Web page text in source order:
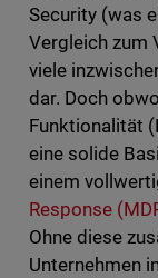
Security (was
Vergleich zum
viele
dar. Doch
Funktionalität
eine solide
einem
Response
Ohne diese
Unternehmen